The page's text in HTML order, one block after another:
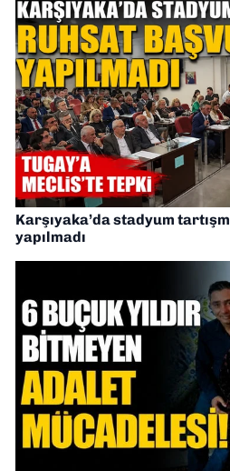
Karşıyaka’da stadyum
yapılmadı